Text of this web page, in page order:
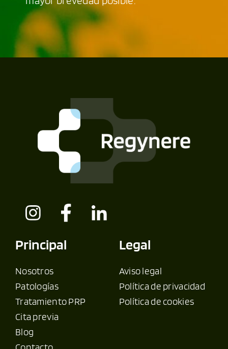
Principal
Nosotros
Patologías
Tratamiento PRP
Cita previa
Blog
Legal
Aviso legal
Política de privacidad
Política de cookies